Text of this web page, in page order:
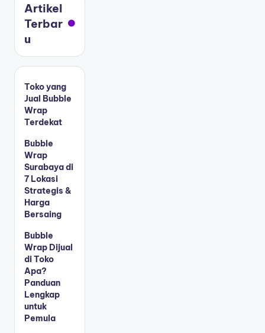
Artikel
Terbar
u
Toko yang
Jual Bubble
Wrap
Terdekat
Bubble
Wrap
Surabaya di
7 Lokasi
Strategis &
Harga
Bersaing
Bubble
Wrap Dijual
di Toko
Apa?
Panduan
Lengkap
untuk
Pemula